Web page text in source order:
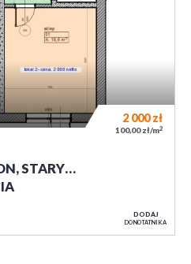
STARY…
2 000zł
100,00 zł/m2
DODAJ
DO NOTATNIKA